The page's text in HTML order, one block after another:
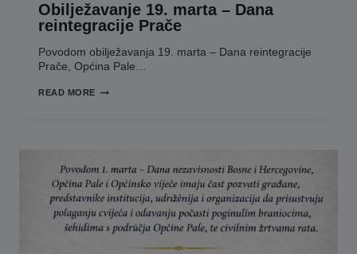
Obilježavanje 19. marta – Dana
reintegracije Prače
Povodom obilježavanja 19. marta – Dana reintegracije
Prače, Općina Pale…
READ MORE OBILJEŽAVANJE